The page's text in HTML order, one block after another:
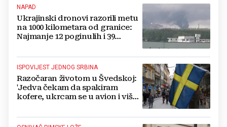
NAPAD
Ukrajinski dronovi razorili metu
na 1000 kilometara od granice:
Najmanje 12 poginulih i 39
ISPOVIJEST JEDNOG SRBINA
Razočaran životom u Švedskoj:
'Jedva čekam da spakiram
kofere, ukrcam se u avion i više